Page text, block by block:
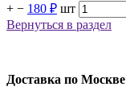
+ − 180 ₽ шт
Вернуться в раздел
Доставка по